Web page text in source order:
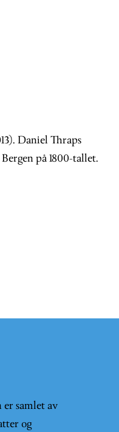
Daniel Thraps
på 1800-tallet.
samlet av
og